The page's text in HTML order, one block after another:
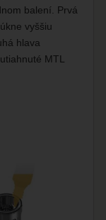
balení. Prvá
vyššiu
hlava
MTL